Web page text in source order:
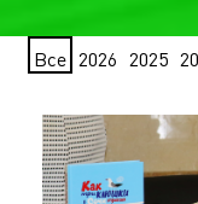
Все 2026 2025